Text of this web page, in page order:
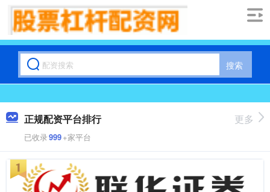
搜索
正规配资平台排行
已收录999+家平台
更多